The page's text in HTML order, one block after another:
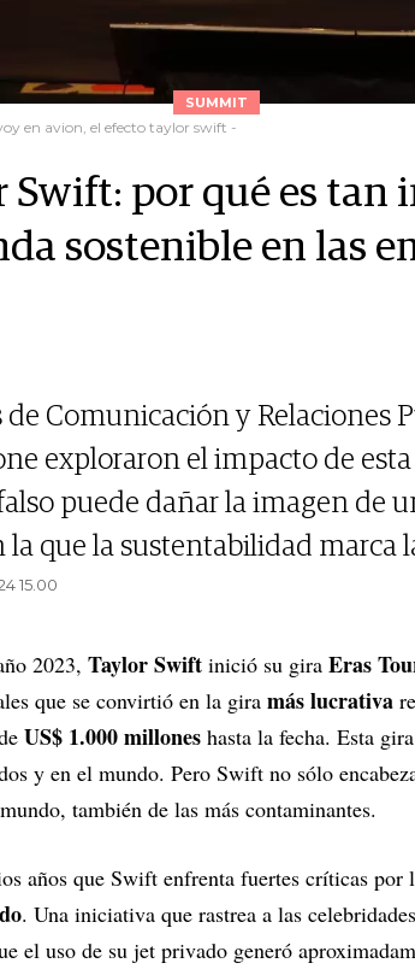
SUMMIT
en avion, el efecto taylor swift -
Swift: por qué es tan
sostenible en las
Comunicación y Relaciones
exploraron el impacto de
puede dañar la imagen de
la que la sustentabilidad marca
15.00
2023, Taylor Swift inició su gira Eras
que se convirtió en la gira más lucrativa
US$ 1.000 millones hasta la fecha. Esta
y en el mundo. Pero Swift no sólo
también de las más contaminantes.
años que Swift enfrenta fuertes críticas por
. Una iniciativa que rastrea a las
el uso de su jet privado generó